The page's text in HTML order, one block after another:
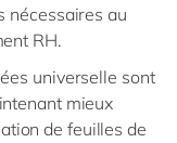
nécessaires au
RH.
universelle sont
mieux
de feuilles de